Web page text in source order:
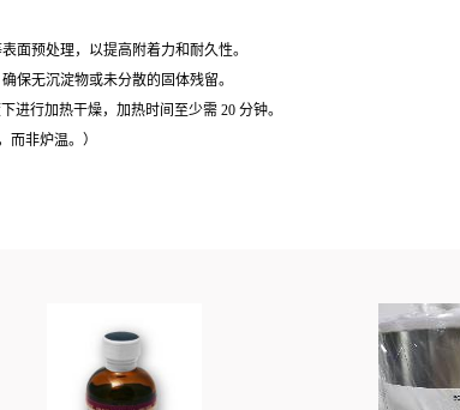
面预处理，以提高附着力和耐久性。
保无沉淀物或未分散的固体残留。
进行加热干燥，加热时间至少需 20 分钟。
而非炉温。）